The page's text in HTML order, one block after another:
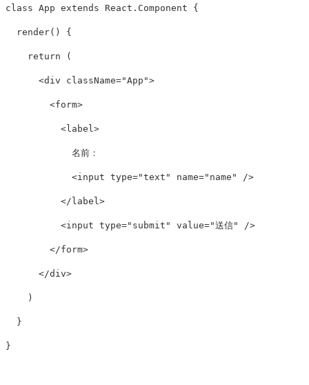
class App extends React . Component {
render() {
return (
<div className="App">
<form>
< label>
            名前：
<input type="text" name="name" />
</ label>
<input type="submit" value="送信" />
</form>
</div>
)
}
}